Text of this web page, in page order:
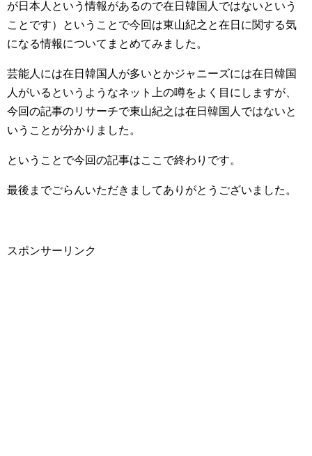
が日本人という情報があるので在日韓国人ではないという
ことです）ということで今回は東山紀之と在日に関する気
になる情報についてまとめてみました。
芸能人には在日韓国人が多いとかジャニーズには在日韓国
人がいるというようなネット上の噂をよく目にしますが、
今回の記事のリサーチで東山紀之は在日韓国人ではないと
いうことが分かりました。
ということで今回の記事はここで終わりです。
最後までごらんいただきましてありがとうございました。
スポンサーリンク